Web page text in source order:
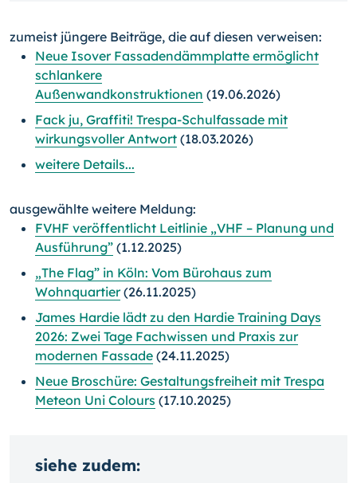
zumeist jüngere Beiträge, die auf diesen verweisen:
Neue Isover Fassadendämmplatte ermöglicht
schlankere
Außenwandkonstruktionen (19.06.2026)
Fack ju, Graffiti! Trespa-Schulfassade mit
wirkungsvoller Antwort (18.03.2026)
weitere Details...
ausgewählte weitere Meldung:
FVHF veröffentlicht Leitlinie „VHF – Planung und
Ausführung” (1.12.2025)
„The Flag” in Köln: Vom Bürohaus zum
Wohnquartier(26.11.2025)
James Hardie lädt zu den Hardie Training Days
2026: Zwei Tage Fachwissen und Praxis zur
modernen Fassade (24.11.2025)
Neue Broschüre: Gestaltungsfreiheit mit Trespa
Meteon Uni Colours (17.10.2025)
siehe zudem: